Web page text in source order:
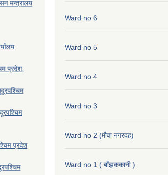
मन्त्रालय
प्रदेश,
प्रदेश
Ward no 6
Ward no 5
Ward no 4
Ward no 3
Ward no 2 (मौवा नगरदह)
Ward no 1 ( बाँझककानी )